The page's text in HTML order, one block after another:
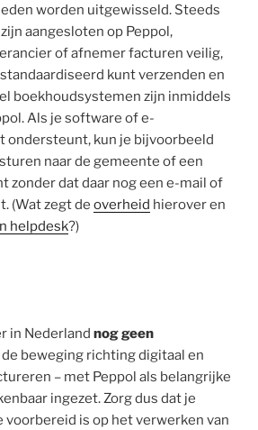
worden uitgewisseld. Steeds
aangesloten op Peppol,
of afnemer facturen veilig,
kunt verzenden en
boekhoudsystemen zijn inmiddels
Als je software of e-
kun je bijvoorbeeld
naar de gemeente of een
zonder dat daar nog een e-mail of
(Wat zegt de overheid hierover en
helpdesk?)
in Nederland nog geen
de beweging richting digitaal en
– met Peppol als belangrijke
ingezet. Zorg dus dat je
is op het verwerken van